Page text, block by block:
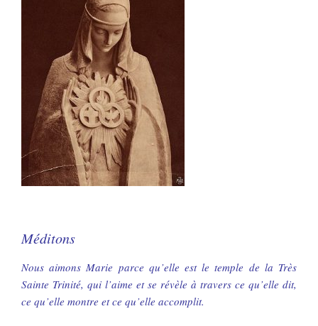
Méditons
Nous aimons Marie parce qu’elle est le temple de la Très
Sainte Trinité, qui l’aime et se révèle à travers ce qu’elle dit,
ce qu’elle montre et ce qu’elle accomplit.